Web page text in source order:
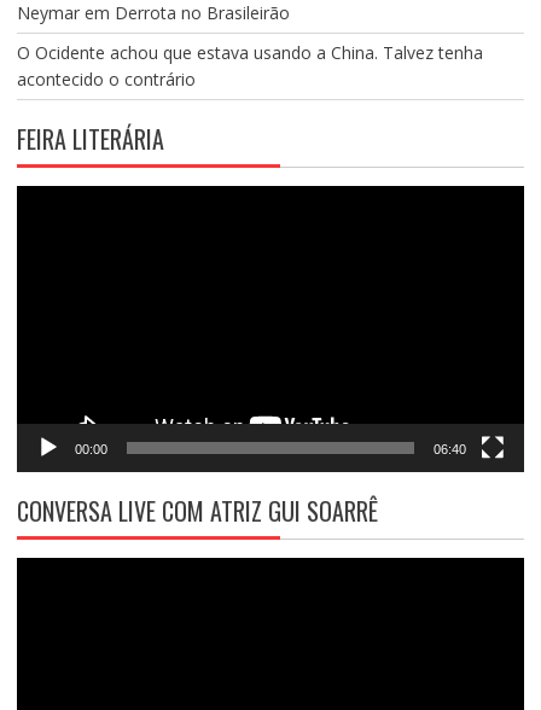
Neymar em Derrota no Brasileirão
O Ocidente achou que estava usando a China. Talvez tenha
acontecido o contrário
FEIRA LITERÁRIA
00:00 06:40
CONVERSA LIVE COM ATRIZ GUI SOARRÊ